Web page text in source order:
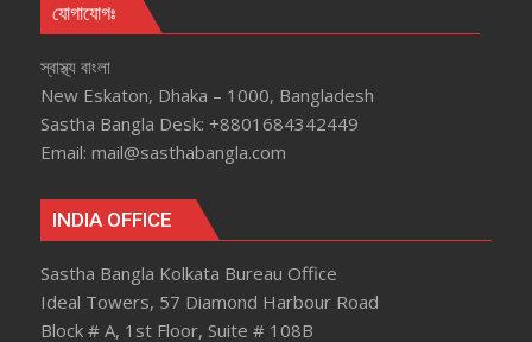
যোগাযোগঃ
স্বাস্থ্য বাংলা
New Eskaton, Dhaka – 1000, Bangladesh
Sastha Bangla Desk: +8801684342449
Email: mail@sasthabangla.com
INDIA OFFICE
Sastha Bangla Kolkata Bureau Office
Ideal Towers, 57 Diamond Harbour Road
Block # A, 1st Floor, Suite # 108B